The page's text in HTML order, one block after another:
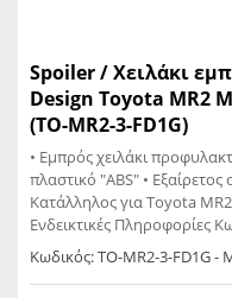
Spoiler / Χειλάκι
Design Toyota MR2
(TO-MR2-3-FD1G)
• Εμπρός χειλάκι
πλαστικό "ABS" •
Κατάλληλος για Toyota
Ενδεικτικές Πληροφορίες
Carbon Look Το γράμμα G
σημαίνει Matt
Κωδικός: TO-MR2-3-FD1G -